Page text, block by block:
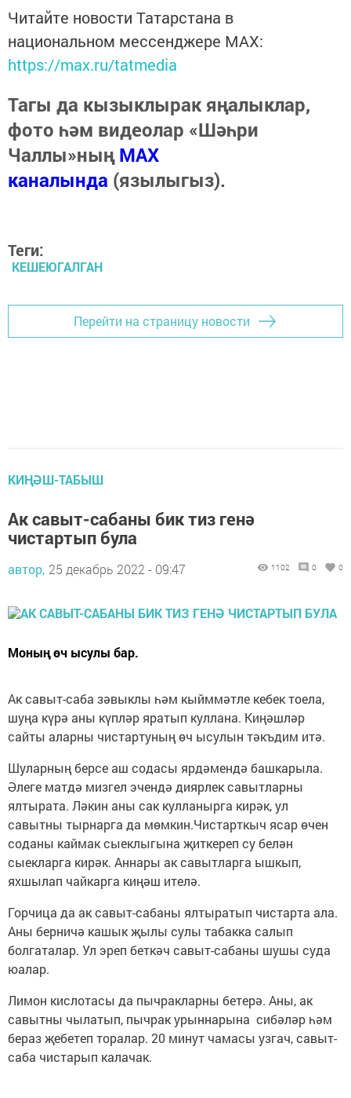
Читайте новости Татарстана в
национальном мессенджере MАХ:
https://max.ru/tatmedia
Тагы да кызыклырак яңалыклар,
фото һәм видеолар «Шәһри
Чаллы»ныңMAX
каналында (язылыгыз).
Теги:
КЕШЕЮГАЛГАН
Перейти на страницу новости
КИҢӘШ-ТАБЫШ
Ак савыт-сабаны бик тиз генә
чистартып була
автор, 25 декабрь 2022 - 09:47 1102 0 0
Моның өч ысулы бар.
Ак савыт-саба зәвыклы һәм кыйммәтле кебек тоела,
шуңа күрә аны күпләр яратып куллана. Киңәшләр
сайты аларны чистартуның өч ысулын тәкъдим итә.
Шуларның берсе аш содасы ярдәмендә башкарыла.
Әлеге матдә мизгел эчендә диярлек савытларны
ялтырата. Ләкин аны сак кулланырга кирәк, ул
савытны тырнарга да мөмкин.Чистарткыч ясар өчен
соданы каймак сыеклыгына җиткереп су белән
сыекларга кирәк. Аннары ак савытларга ышкып,
яхшылап чайкарга киңәш ителә.
Горчица да ак савыт-сабаны ялтыратып чистарта ала.
Аны берничә кашык җылы сулы табакка салып
болгаталар. Ул эреп беткәч савыт-сабаны шушы суда
юалар.
Лимон кислотасы да пычракларны бетерә. Аны, ак
савытны чылатып, пычрак урыннарына сибәләр һәм
бераз җебетеп торалар. 20 минут чамасы узгач, савыт-
саба чистарып калачак.